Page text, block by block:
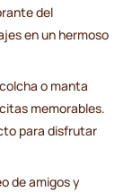
del
en un hermoso
o manta
memorables.
para disfrutar
de amigos y